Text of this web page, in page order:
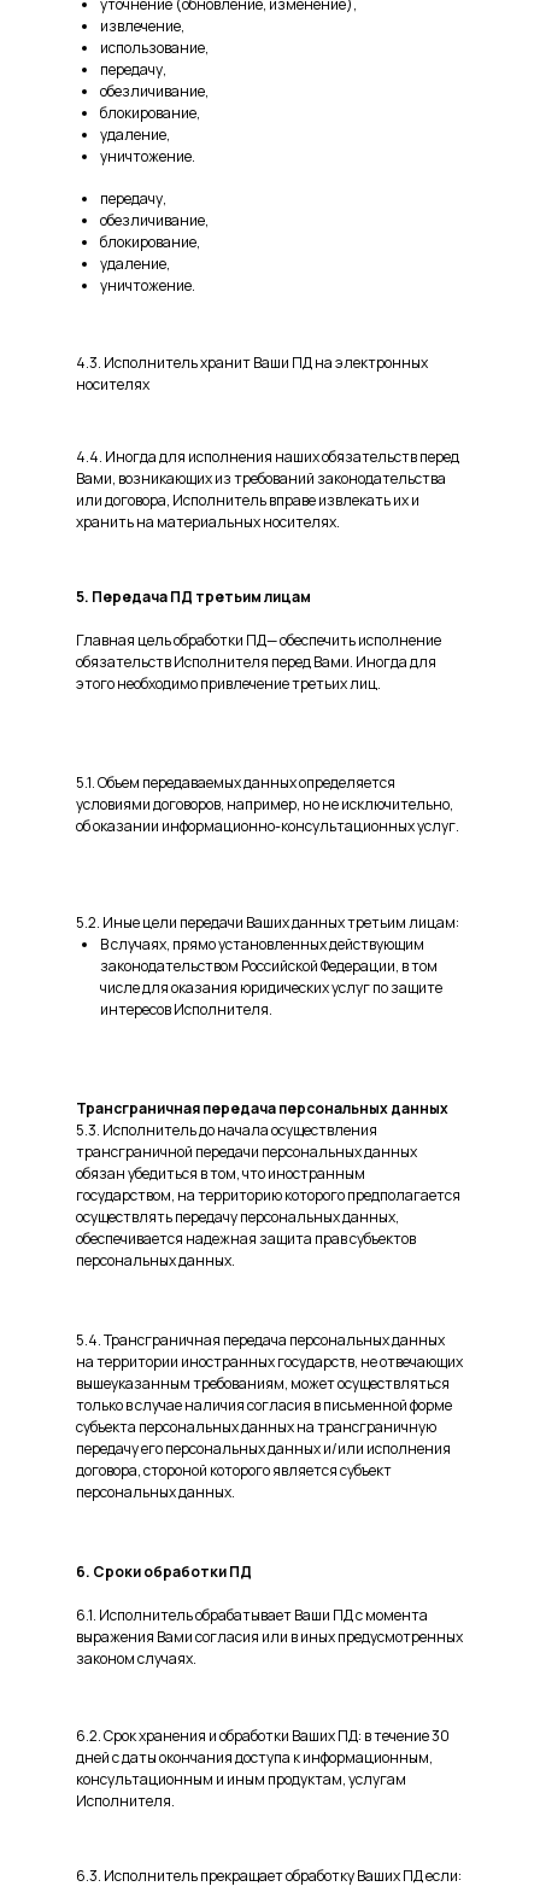
уточнение (обновление, изменение),
извлечение,
использование,
передачу,
обезличивание,
блокирование,
удаление,
уничтожение.
передачу,
обезличивание,
блокирование,
удаление,
уничтожение.
4.3. Исполнитель хранит Ваши ПД на электронных
носителях
4.4. Иногда для исполнения наших обязательств перед
Вами, возникающих из требований законодательства
или договора, Исполнитель вправе извлекать их и
хранить на материальных носителях.
5. Передача ПД третьим лицам
Главная цель обработки ПД— обеспечить исполнение
обязательств Исполнителя перед Вами. Иногда для
этого необходимо привлечение третьих лиц.
5.1. Объем передаваемых данных определяется
условиями договоров, например, но не исключительно,
об оказании информационно-консультационных услуг.
5.2. Иные цели передачи Ваших данных третьим лицам:
В случаях, прямо установленных действующим
законодательством Российской Федерации, в том
числе для оказания юридических услуг по защите
интересов Исполнителя.
Трансграничная передача персональных данных
5.3. Исполнитель до начала осуществления
трансграничной передачи персональных данных
обязан убедиться в том, что иностранным
государством, на территорию которого предполагается
осуществлять передачу персональных данных,
обеспечивается надежная защита прав субъектов
персональных данных.
5.4. Трансграничная передача персональных данных
на территории иностранных государств, не отвечающих
вышеуказанным требованиям, может осуществляться
только в случае наличия согласия в письменной форме
субъекта персональных данных на трансграничную
передачу его персональных данных и/или исполнения
договора, стороной которого является субъект
персональных данных.
6. Сроки обработки ПД
6.1. Исполнитель обрабатывает Ваши ПД с момента
выражения Вами согласия или в иных предусмотренных
законом случаях.
6.2. Срок хранения и обработки Ваших ПД: в течение 30
дней с даты окончания доступа к информационным,
консультационным и иным продуктам, услугам
Исполнителя.
6.3. Исполнитель прекращает обработку Ваших ПД если: